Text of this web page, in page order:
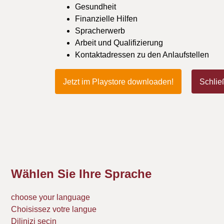
Gesundheit
Finanzielle Hilfen
Spracherwerb
Arbeit und Qualifizierung
Kontaktadressen zu den Anlaufstellen
Jetzt im Playstore downloaden!
Wählen Sie Ihre Sprache
choose your language
Choisissez votre langue
Dilinizi seçin